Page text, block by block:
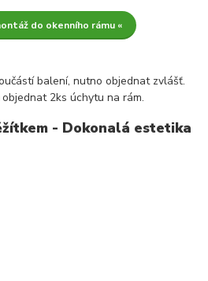
do okenního rámu «
balení, nutno objednat zvlášť.
2ks úchytu na rám.
- Dokonalá estetika